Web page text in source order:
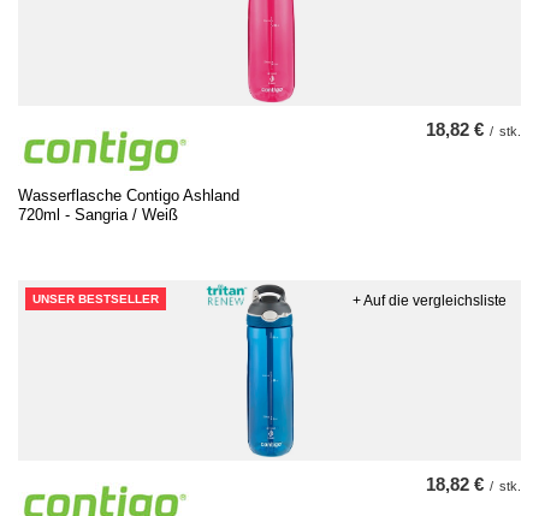
Wasserflasche Contigo Ashland
720ml - Sangria / Weiß
18,82 € / stk.
UNSER BESTSELLER
18,82 € / stk.
+ Auf die vergleichsliste